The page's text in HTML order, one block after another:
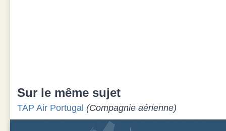
Sur le même sujet
TAP Air Portugal (Compagnie aérienne)